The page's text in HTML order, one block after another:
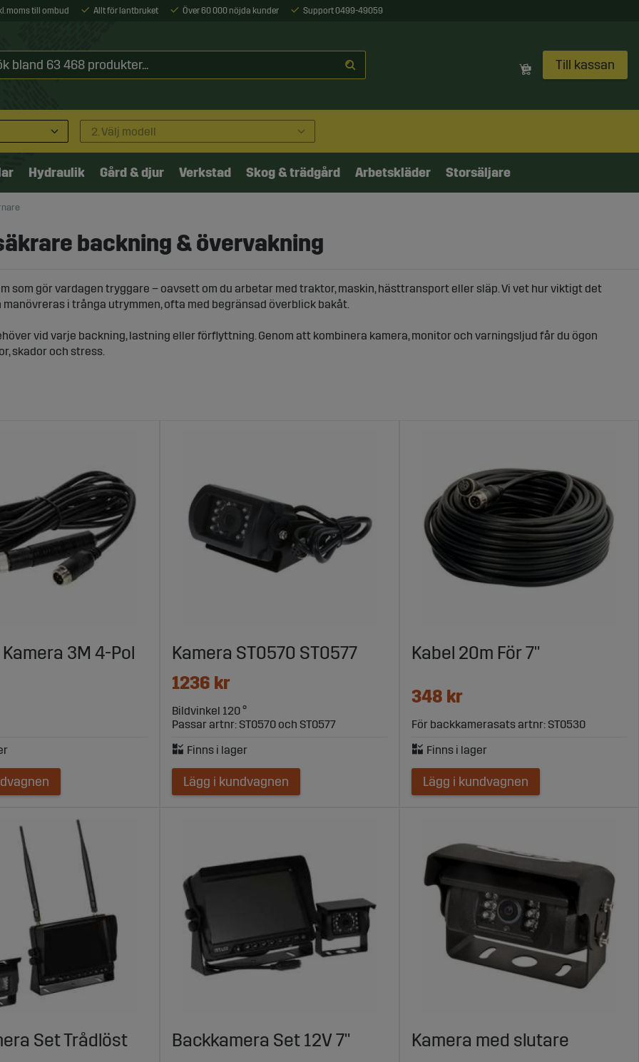
moms till ombud Allt för lantbruket Över 60 000 nöjda kunder Support 0499-49059
Till kassan
2. Välj modell
Hydraulik Gård & djur Verkstad Skog & trädgård Arbetskläder Storsäljare
backning & övervakning
som gör vardagen tryggare – oavsett om du arbetar med traktor, maskin, hästtransport eller släp. Vi vet hur viktigt det
i trånga utrymmen, ofta med begränsad överblick bakåt.
vid varje backning, lastning eller förflyttning. Genom att kombinera kamera, monitor och varningsljud får du ögon
skador och stress.
under hela arbetsdagen
i moderna traktorer som i äldre modeller.
– Säkrare färd för både förare och djur
backkameror som ger full överblick utan att du behöver dra kablar genom hela fordonet. Du ser enkelt vad som
och ramper med precision.
från Sagro
för traktor, lastare och andra maskiner.
beroende på behov.
m.m.
du behöver för ett komplett system.
set med skärm och varningssystem, eller en trådlös lösning till hästtransport, kan du räkna med oss. Vi har lång
– och vi vet vad som krävs för att det ska fungera i verkligheten.
din maskin? Vår kundtjänst hjälper dig gärna.
Kamera 3M 4-Pol
Kamera ST0570 ST0577
1236 kr
Bildvinkel 120 °
Passar artnr: ST0570 och ST0577
Lägg i kundvagnen
Kabel 20m För 7"
348 kr
För backkamerasats artnr: ST0530
Lägg i kundvagnen
Set Trådlöst
Backkamera Set 12V 7" Kamera med slutare